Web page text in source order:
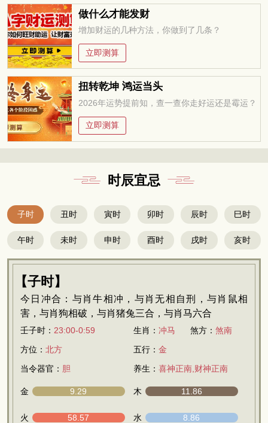
做什么才能发财
增加财运的几种方法，你做到了几条？
立即测算
扭转乾坤 鸿运当头
2026年运势提前知，查一查你走好运还是霉运？
立即测算
时辰宜忌
子时 丑时 寅时 卯时 辰时 巳时
午时 未时 申时 酉时 戌时 亥时
【子时】
今日冲合：与肖牛相冲，与肖无相自刑，与肖鼠相
害，与肖狗相破，与肖猪兔三合，与肖马六合
壬子时： 23:00-0:59 生肖： 冲马 煞方： 煞南
方位： 北方 五行： 金
当令器官： 胆 养生： 喜神正南,财神正南
金 9.29 木 11.86
火 58.57 水 8.86